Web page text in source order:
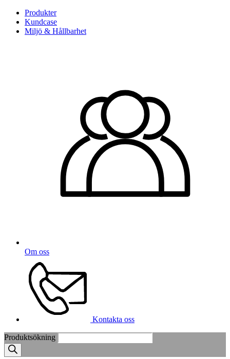
Produkter
Kundcase
Miljö & Hållbarhet
Om oss
Kontakta oss
Produktsökning